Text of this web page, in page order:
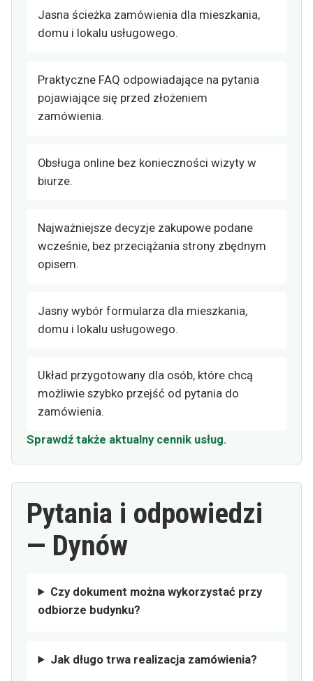
Jasna ścieżka zamówienia dla mieszkania,
domu i lokalu usługowego.
Praktyczne FAQ odpowiadające na pytania
pojawiające się przed złożeniem
zamówienia.
Obsługa online bez konieczności wizyty w
biurze.
Najważniejsze decyzje zakupowe podane
wcześnie, bez przeciążania strony zbędnym
opisem.
Jasny wybór formularza dla mieszkania,
domu i lokalu usługowego.
Układ przygotowany dla osób, które chcą
możliwie szybko przejść od pytania do
zamówienia.
Sprawdź także aktualny cennik usług.
Pytania i odpowiedzi
— Dynów
Czy dokument można wykorzystać przy
odbiorze budynku?
Jak długo trwa realizacja zamówienia?